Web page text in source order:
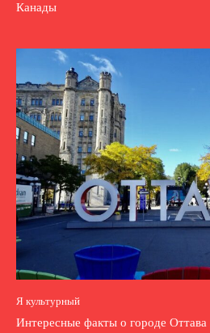
Канады
Я культурный
Интересные факты о городе Оттава